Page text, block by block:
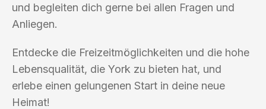
und begleiten dich gerne bei allen Fragen und
Anliegen.
Entdecke die Freizeitmöglichkeiten und die hohe
Lebensqualität, die York zu bieten hat, und
erlebe einen gelungenen Start in deine neue
Heimat!